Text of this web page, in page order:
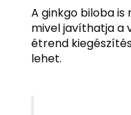
A ginkgo biloba is
mivel javíthatja a
étrend
lehet.